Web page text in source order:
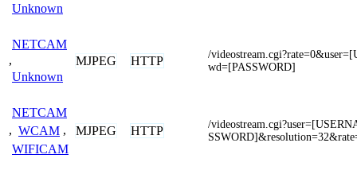
Unknown
NETCAM
,
Unknown
MJPEG HTTP
/
wd=[PASSWORD]
NETCAM
, WCAM ,
WIFICAM
MJPEG HTTP
/